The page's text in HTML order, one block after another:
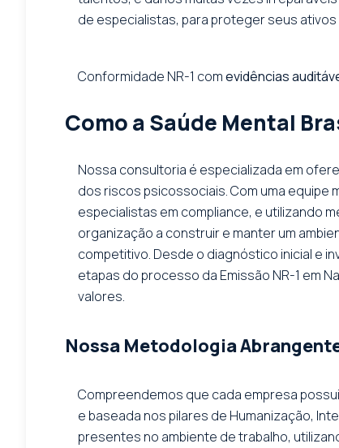
de especialistas, para proteger seus
Conformidade NR-1 comevidências
Como a Saúde Mental
Nossa consultoria é especializada em
dos riscos psicossociais. Com uma
especialistas em compliance, e utilizando
organização a construir e manter um
competitivo. Desde o diagnóstico inicial e
etapas do processo da Emissão NR-1 em
valores.
Nossa Metodologia
Compreendemos que cada empresa
e baseada nos pilares de Humanização,
presentes no ambiente de trabalho,